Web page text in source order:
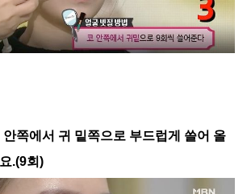
안쪽에서 귀 밑쪽으로 부드럽게 쓸어 올
.(9회)